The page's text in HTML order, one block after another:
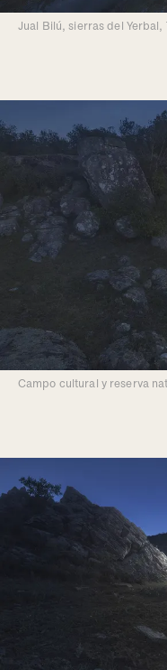
Jual Bilú, sierras del Yerbal,
Campo cultural y reserva